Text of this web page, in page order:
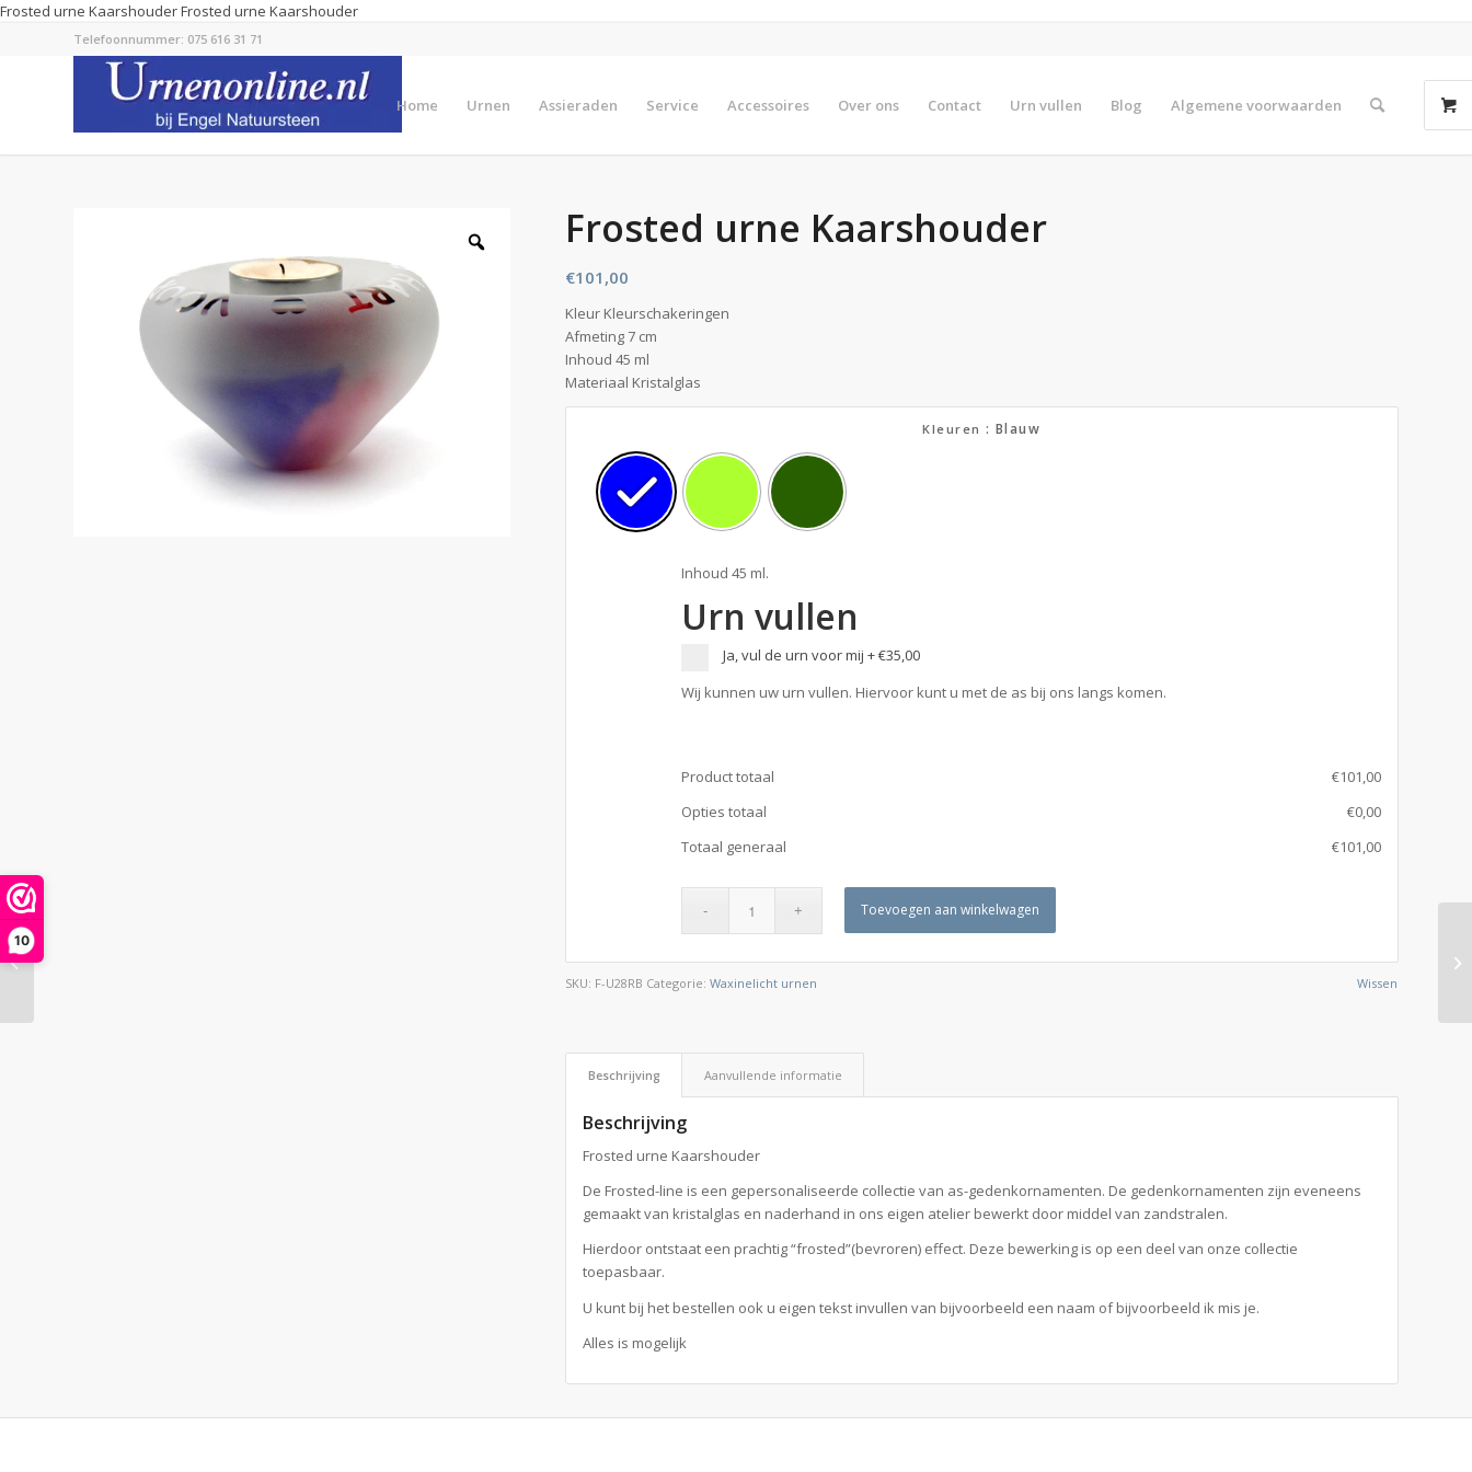
10
Frosted urne KaarshouderFrosted urne Kaarshouder
Telefoonnummer: 075 616 31 71
Home Urnen Assieraden Service Accessoires Over ons Contact Urn vullen Blog Algemene voorwaarden
Frosted urne Kaarshouder
€101,00
Kleur Kleurschakeringen
Afmeting 7 cm
Inhoud 45 ml
Materiaal Kristalglas
Kleuren : Blauw
Wissen
Inhoud 45 ml.
Urn vullen
Ja, vul de urn voor mij +€35,00
Wij kunnen uw urn vullen. Hiervoor kunt u met de as bij ons langs komen.
Product totaal €101,00
Opties totaal
€0,00
Totaal generaal
€101,00
Toevoegen aan winkelwagen
SKU: F-U28RB Categorie:Waxinelicht urnen
Beschrijving Aanvullende informatie
Beschrijving
Frosted urne Kaarshouder
De Frosted-line is een gepersonaliseerde collectie van as-gedenkornamenten. De gedenkornamenten zijn eveneens
gemaakt van kristalglas en naderhand in ons eigen atelier bewerkt door middel van zandstralen.
Hierdoor ontstaat een prachtig “frosted”(bevroren) effect. Deze bewerking is op een deel van onze collectie
toepasbaar.
U kunt bij het bestellen ook u eigen tekst invullen van bijvoorbeeld een naam of bijvoorbeeld ik mis je.
Alles is mogelijk